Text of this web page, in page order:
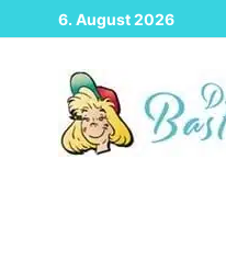
Zurück
zum
6. August 2026